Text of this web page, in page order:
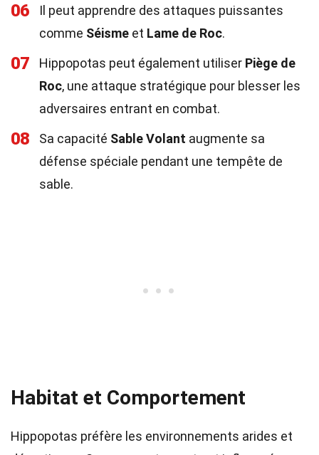
06
Il peut apprendre des attaques puissantes
comme Séisme et Lame de Roc.
07 Hippopotas peut également utiliser Piège de
Roc, une attaque stratégique pour blesser les
adversaires entrant en combat.
08 Sa capacité Sable Volant augmente sa
défense spéciale pendant une tempête de
sable.
Habitat et Comportement
Hippopotas préfère les environnements arides et